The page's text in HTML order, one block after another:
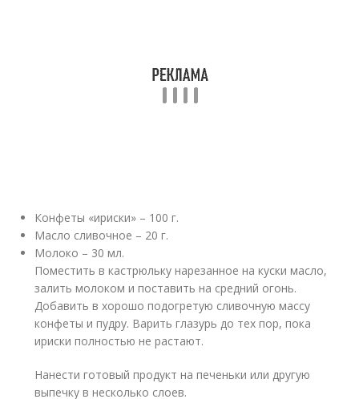
Конфеты «ириски» – 100 г.
Масло сливочное – 20 г.
Молоко – 30 мл.
Поместить в кастрюльку нарезанное на куски масло,
залить молоком и поставить на средний огонь.
Добавить в хорошо подогретую сливочную массу
конфеты и пудру. Варить глазурь до тех пор, пока
ириски полностью не растают.
Нанести готовый продукт на печеньки или другую
выпечку в несколько слоев.